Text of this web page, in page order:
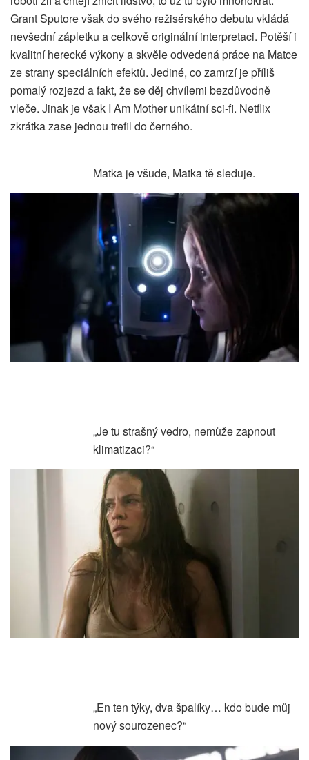
Grant Sputore však do svého režisérského debutu vkládá
nevšední zápletku a celkově originální interpretaci. Potěší i
kvalitní herecké výkony a skvěle odvedená práce na Matce
ze strany speciálních efektů. Jediné, co zamrzí je příliš
pomalý rozjezd a fakt, že se děj chvílemi bezdůvodně
vleče. Jinak je však I Am Mother unikátní sci-fi. Netflix
zkrátka zase jednou trefil do černého.
Matka je všude, Matka tě sleduje.
„Je tu strašný vedro, nemůže zapnout
klimatizaci?“
„En ten týky, dva špalíky… kdo bude můj
nový sourozenec?“